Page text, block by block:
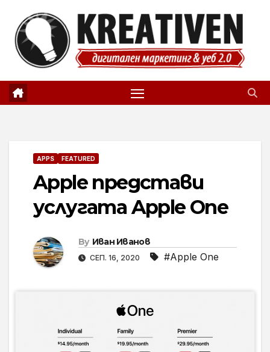
content
APPS FEATURED
Apple представи
услугата Apple One
By Иван Иванов
СЕП. 16, 2020 #Apple One